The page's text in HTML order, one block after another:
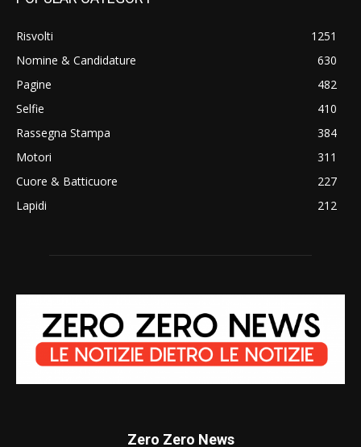
Risvolti
1251
Nomine & Candidature
630
Pagine
482
Selfie
410
Rassegna Stampa
384
Motori
311
Cuore & Batticuore
227
Lapidi
212
Zero Zero News